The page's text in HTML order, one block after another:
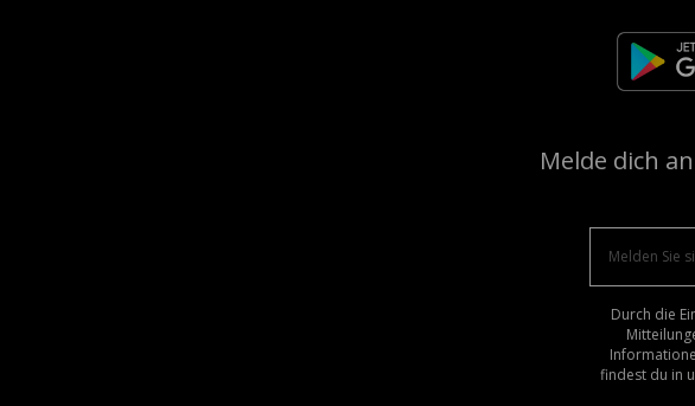
Melde dich
Durch die
findest du in